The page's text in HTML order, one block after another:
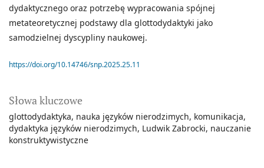
Słowa kluczowe
glottodydaktyka nauka języków nierodzimych komunikacja
dydaktyka języków nierodzimych Ludwik Zabrocki nauczanie
konstruktywistyczne
dydaktycznego oraz potrzebę wypracowania spójnej
metateoretycznej podstawy dla glottodydaktyki jako
samodzielnej dyscypliny naukowej.
https://doi.org/10.14746/snp.2025.25.11